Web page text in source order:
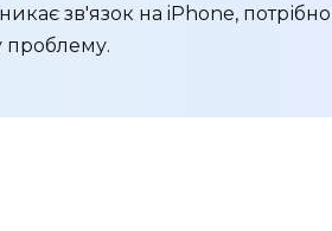
зв'язок на iPhone,
проблему.